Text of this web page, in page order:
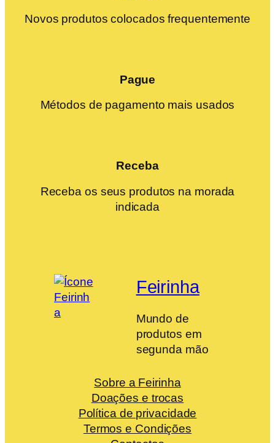
Novos produtos colocados frequentemente
Pague
Métodos de pagamento mais usados
Receba
Receba os seus produtos na morada
indicada
Feirinha
Mundo de
produtos em
segunda mão
Sobre a Feirinha
Doações e trocas
Política de privacidade
Termos e Condições